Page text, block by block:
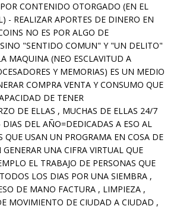
CONTENIDO OTORGADO (EN EL
- REALIZAR APORTES DE DINERO EN
NO ES POR ALGO DE
"SENTIDO COMUN" Y "UN DELITO"
MAQUINA (NEO ESCLAVITUD A
Y MEMORIAS) ES UN MEDIO
COMPRA VENTA Y CONSUMO QUE
DE TENER
DE ELLAS , MUCHAS DE ELLAS 24/7
DEL AÑO=DEDICADAS A ESO AL
QUE USAN UN PROGRAMA EN COSA DE
UNA CIFRA VIRTUAL QUE
EL TRABAJO DE PERSONAS QUE
LOS DIAS POR UNA SIEMBRA ,
DE MANO FACTURA , LIMPIEZA ,
MOVIMIENTO DE CIUDAD A CIUDAD ,